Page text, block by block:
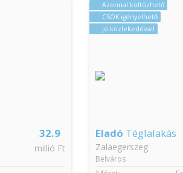
32.9
millió Ft
Azonnal költözhető
CSOK igényelhető
Jó közlekedéssel
Eladó Téglalakás
Zalaegerszeg
Belváros